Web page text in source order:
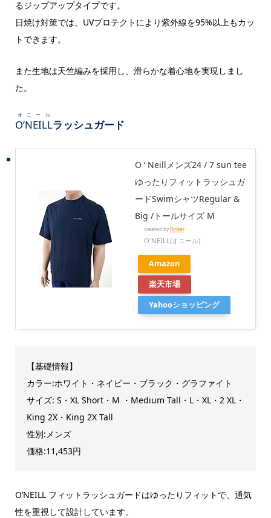
るジップアップタイプです。
日焼け対策では、UVプロテクトにより紫外線を95%以上もカッ
トできます。
また生地は天竺編みを採用し、滑らかな着心地を実現しまし
た。
O’NEILL
オニール
ラッシュガード
O ‘ Neillメンズ24 / 7 sun tee
ゆったりフィットラッシュガ
ードSwimシャツRegular &
Big /トールサイズ M
created by Rinker
O'NEILL(オニール)
Amazon
楽天市場
Yahooショッピング
【基礎情報】
カラー:ホワイト・ネイビー・ブラック・グラファイト
サイズ: S・XL Short・M ・Medium Tall・L・XL・2 XL・
King 2X・King 2X Tall
性別:メンズ
価格:11,453円
O’NEILL フィットラッシュガードはゆったりフィットで、通気
性を重視して設計しています。